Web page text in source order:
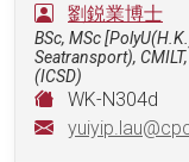
劉鋭業博士
BSc, MSc
Seatransport),
(ICSD)
WK-N304d